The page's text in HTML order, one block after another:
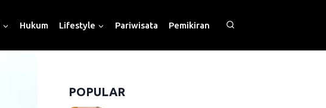
Hukum Lifestyle Pariwisata Pemikiran
POPULAR